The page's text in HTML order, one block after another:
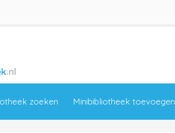
zoeken Minibibliotheek toevoegen